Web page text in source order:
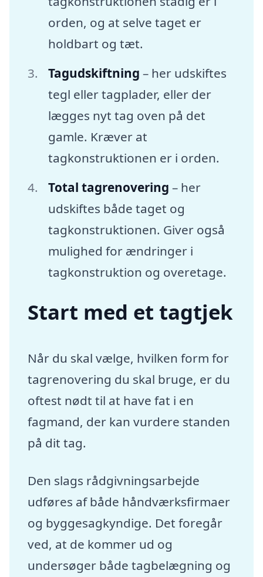
orden, og at selve taget er
holdbart og tæt.
Tagudskiftning – her udskiftes
tegl eller tagplader, eller der
lægges nyt tag oven på det
gamle. Kræver at
tagkonstruktionen er i orden.
Total tagrenovering – her
udskiftes både taget og
tagkonstruktionen. Giver også
mulighed for ændringer i
tagkonstruktion og overetage.
Start med et tagtjek
Når du skal vælge, hvilken form for
tagrenovering du skal bruge, er du
oftest nødt til at have fat i en
fagmand, der kan vurdere standen
på dit tag.
Den slags rådgivningsarbejde
udføres af både håndværksfirmaer
og byggesagkyndige. Det foregår
ved, at de kommer ud og
undersøger både tagbelægning og